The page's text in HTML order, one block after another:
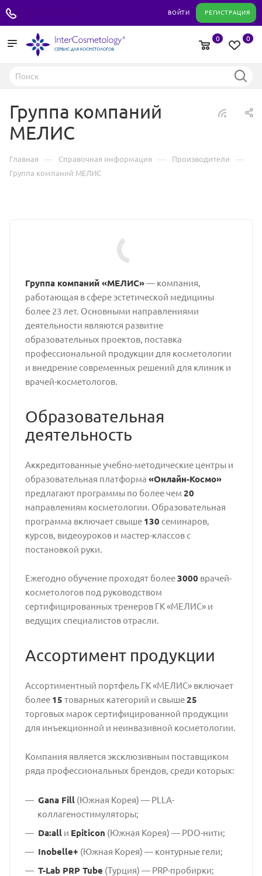
ВОЙТИ РЕГИСТРАЦИЯ
0
0
Группа компаний
МЕЛИС
Главная — Справочная информация — Производители —
Группа компаний МЕЛИС
Группа компаний «МЕЛИС»— компания,
работающая в сфере эстетической медицины
более 23 лет. Основными направлениями
деятельности являются развитие
образовательных проектов, поставка
профессиональной продукции для косметологии
и внедрение современных решений для клиник и
врачей-косметологов.
Образовательная
деятельность
Аккредитованные учебно-методические центры и
образовательная платформа «Онлайн-Космо»
предлагают программы по более чем 20
направлениям косметологии. Образовательная
программа включает свыше 130 семинаров,
курсов, видеоуроков и мастер-классов с
постановкой руки.
Ежегодно обучение проходят более3000 врачей-
косметологов под руководством
сертифицированных тренеров ГК «МЕЛИС» и
ведущих специалистов отрасли.
Ассортимент продукции
Ассортиментный портфель ГК «МЕЛИС» включает
более 15 товарных категорий и свыше25
торговых марок сертифицированной продукции
для инъекционной и неинвазивной косметологии.
Компания является эксклюзивным поставщиком
ряда профессиональных брендов, среди которых:
Gana Fill(Южная Корея) — PLLA-
коллагеностимуляторы;
Da:allи Epiticon (Южная Корея) — PDO-нити;
Inobelle+ (Южная Корея) — контурные гели;
T-Lab PRP Tube (Турция) — PRP-пробирки;